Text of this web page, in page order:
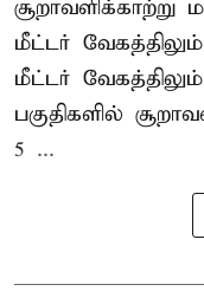
மீட்டர்
மீட்டர்
பகுதிகளில்
5 ...